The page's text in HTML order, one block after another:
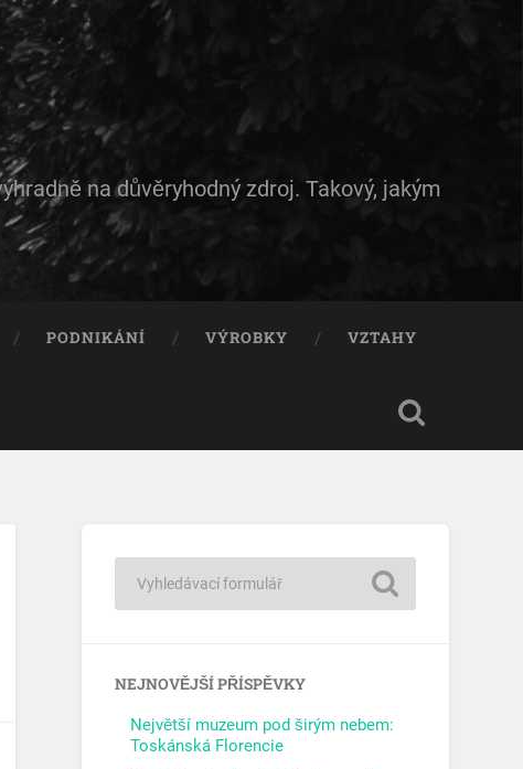
na důvěryhodný zdroj. Takový, jakým
PODNIKÁNÍ VÝROBKY VZTAHY
NEJNOVĚJŠÍ PŘÍSPĚVKY
Největší muzeum pod širým nebem:
Toskánská Florencie